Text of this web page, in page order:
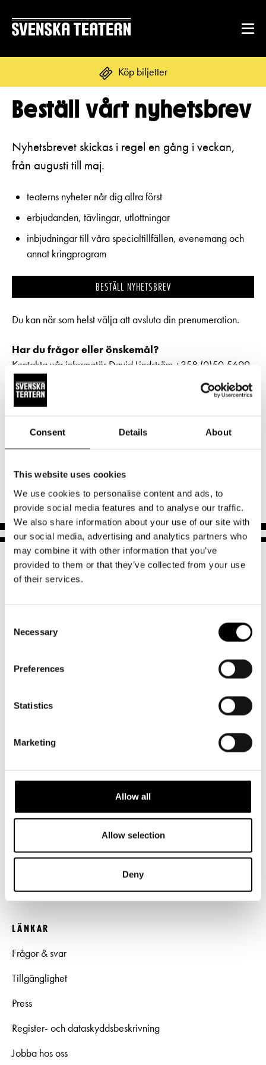
Consent Details About
This website uses cookies
We use cookies to personalise content and ads, to
provide social media features and to analyse our traffic.
We also share information about your use of our site with
our social media, advertising and analytics partners who
may combine it with other information that you’ve
provided to them or that they’ve collected from your use
of their services.
Selection
Necessary
Preferences
Statistics
Marketing
Allow all
Allow selection
Deny
Köp biljetter
Suomi Svenska English
REPERTOAR & BILJETTER
Repertoar
Kalender
Kundtjänst
Biljetter
Unga
Mat & dryck
Publikarbete
Textning
Frågor & svar
Platskarta
GRUPPER & FÖRETAG
Grupper & teaterombud
Pedagognätverk & skolgrupper
Företag
Guidning
OM SVENSKA TEATERN
Teaterns verksamhet
Historia
Kontaktuppgifter
Press
Jobba hos oss
Nyhetsbrev
Svenska Teatern Live
LOGGA IN
Beställ vårt nyhetsbrev
Nyhetsbrevet skickas i regel en gång i veckan,
från augusti till maj.
teaterns nyheter når dig allra först
erbjudanden, tävlingar, utlottningar
inbjudningar till våra specialtillfällen, evenemang och
annat kringprogram
BESTÄLL NYHETSBREV
Du kan när som helst välja att avsluta din prenumeration.
Har du frågor eller önskemål?
Kontakta vår informatör David Lindström +358 (0)50 5699
207
nyhetsbrev(at)svenskateatern.fi.
Prenumerera på vårt nyhetsbrev på finska som skickas en
TILAA UUTISKIRJE
Norra esplanaden 2
Växel och reception
09 616 211
Kundtjänst per epost
biljetter@svenskateatern.fi
Biljettkassan öppnar 11.8
LÄNKAR
Frågor & svar
Tillgänglighet
Press
Register- och dataskyddsbeskrivning
Jobba hos oss